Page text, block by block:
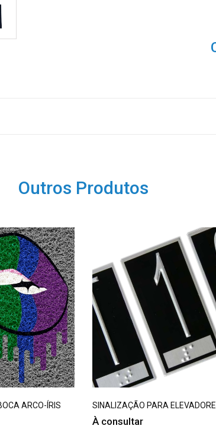
Outros Produtos
ARCO-ÍRIS
SINALIZAÇÃO PARA
À consultar